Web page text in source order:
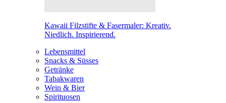
Kawaii Filzstifte & Fasermaler: Kreativ.
Niedlich. Inspirierend.
Lebensmittel
Snacks & Süsses
Getränke
Tabakwaren
Wein & Bier
Spirituosen